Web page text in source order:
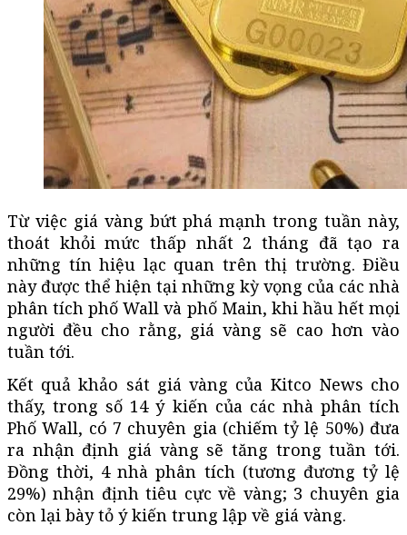
Từ việc giá vàng bứt phá mạnh trong tuần này,
thoát khỏi mức thấp nhất 2 tháng đã tạo ra
những tín hiệu lạc quan trên thị trường. Điều
này được thể hiện tại những kỳ vọng của các nhà
phân tích phố Wall và phố Main, khi hầu hết mọi
người đều cho rằng, giá vàng sẽ cao hơn vào
tuần tới.
Kết quả khảo sát giá vàng của Kitco News cho
thấy, trong số 14 ý kiến của các nhà phân tích
Phố Wall, có 7 chuyên gia (chiếm tỷ lệ 50%) đưa
ra nhận định giá vàng sẽ tăng trong tuần tới.
Đồng thời, 4 nhà phân tích (tương đương tỷ lệ
29%) nhận định tiêu cực về vàng; 3 chuyên gia
còn lại bày tỏ ý kiến trung lập về giá vàng.